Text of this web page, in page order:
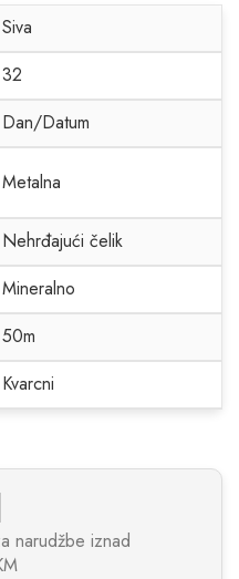
Siva
32
Dan/Datum
Metalna
Nehrđajući čelik
Mineralno
50m
Kvarcni
narudžbe iznad